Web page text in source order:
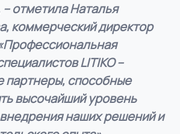
– отметила Наталья
коммерческий директор
LITIKO –
партнеры, способные
высочайший уровень
наших решений и